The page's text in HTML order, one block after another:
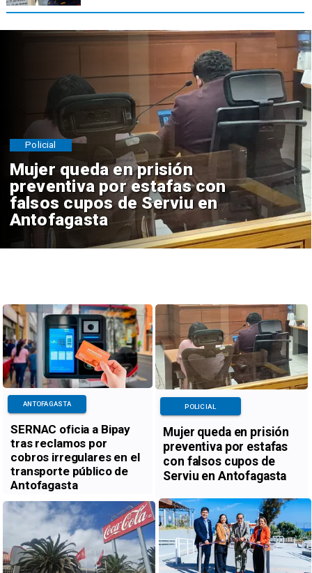
Mujer queda en prisión
preventiva por estafas con
falsos cupos de Serviu en
Antofagasta
Policial
SERNAC oficia a Bipay
tras reclamos por
cobros irregulares en el
transporte público de
Antofagasta
ANTOFAGASTA
Mujer queda en prisión
preventiva por estafas
con falsos cupos de
Serviu en Antofagasta
POLICIAL